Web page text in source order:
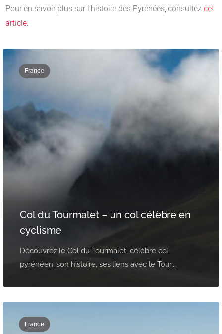
Pour en savoir plus sur l’histoire des Pyrénées, consultez cet
article.
France
Col du Tourmalet – un col célèbre en
cyclisme
Découvrez le Col du Tourmalet, célèbre col
pyrénéen, son histoire, ses liens avec le Tour...
France